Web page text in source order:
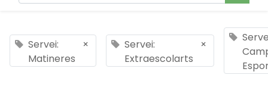
Servei:
Matineres
×
Servei:
Extraescolarts
×